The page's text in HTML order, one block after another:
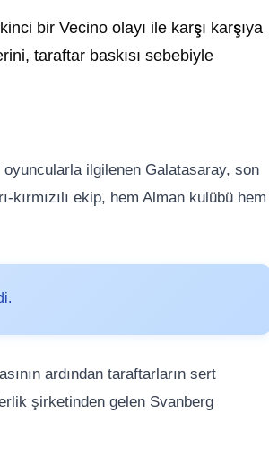
bir Vecino olayı ile karşı karşıya
taraftar baskısı sebebiyle
ilgilenen Galatasaray, son
ekip, hem Alman kulübü hem
ardından taraftarların sert
şirketinden gelen Svanberg